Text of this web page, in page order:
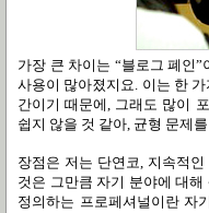
가장 큰 차이는 “블로그 폐인”
사용이 많아졌지요. 이는 한
간이기 때문에, 그래도 많이
쉽지 않을 것 같아, 균형 문제
장점은 저는 단연코, 지속적
것은 그만큼 자기 분야에 대
정의하는 프로페셔널이란 자